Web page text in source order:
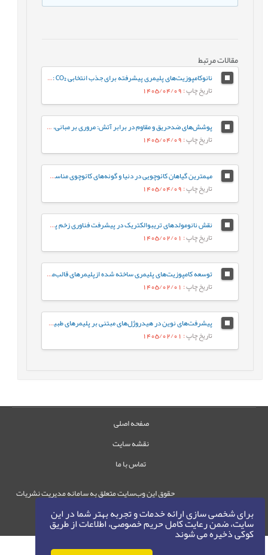
برای شخصی سازی ارائه خدمات و تجربه بهتر شما در این
سایت، ضمن رعایت کامل حریم خصوصی، اطلاعات از طریق
کوکی ذخیره می شوند
مقالات مرتبط
نانوکامپوزیت‌های پلیمری پیشرفته برای جذب انتخابی CO₂ : از طراحی تا کاربرد در کاهش گازهای گلخانه‌ای
تاریخ چاپ: 1405/04/09
پوشش‌های ضدحریق و مقاوم در برابر آتش: مروری بر مبانی، بهینه‌سازی فرمولاسیون و فناوری‌های نوین
تاریخ چاپ: 1405/04/09
مهمترین گیاهان کائوچویی در دنیا و گونه‌های کائوچوی مناسب برای ایران
تاریخ چاپ: 1405/04/09
نقش نانومولدهای تریبوالکتریک در پیشرفت فناوری زخم پوش های پلیمری
تاریخ چاپ: 1405/02/01
توسعه کامپوزیت‌های پلیمری ساخته شده ازپلیمرهای قالب‌مولکولی با تلفیق آن‌ها با چارچوب‌های آلی–کووالانسی و فلز-آلی برای کاربردهای زیست‌محیطی، علوم پزشکی و ایمنی غذایی
تاریخ چاپ: 1405/02/01
پیشرفت‌های نوین در هیدروژل‌های مبتنی بر پلیمرهای طبیعی: از سنتز تا کاربرد و چشم‌اندازهای آینده در حوزه‌های زیست پزشکی، ریزاستخراج و محیط ‌زیست
تاریخ چاپ: 1405/02/01
صفحه اصلی
نقشه سایت
تماس با ما
حقوق این وب‌سایت متعلق به سامانه مدیریت نشریات
رایمگ است.
حق نشر ©
1405-1396